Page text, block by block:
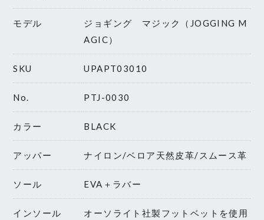
モデル
ジョギング マジック（JOGGING M
AGIC）
SKU UPAPT03010
No. PTJ-0030
カラー BLACK
アッパー ナイロン/ベロア天然皮革/スムース革
ソール EVA＋ラバー
インソール オーソライト社製フットベットを使用